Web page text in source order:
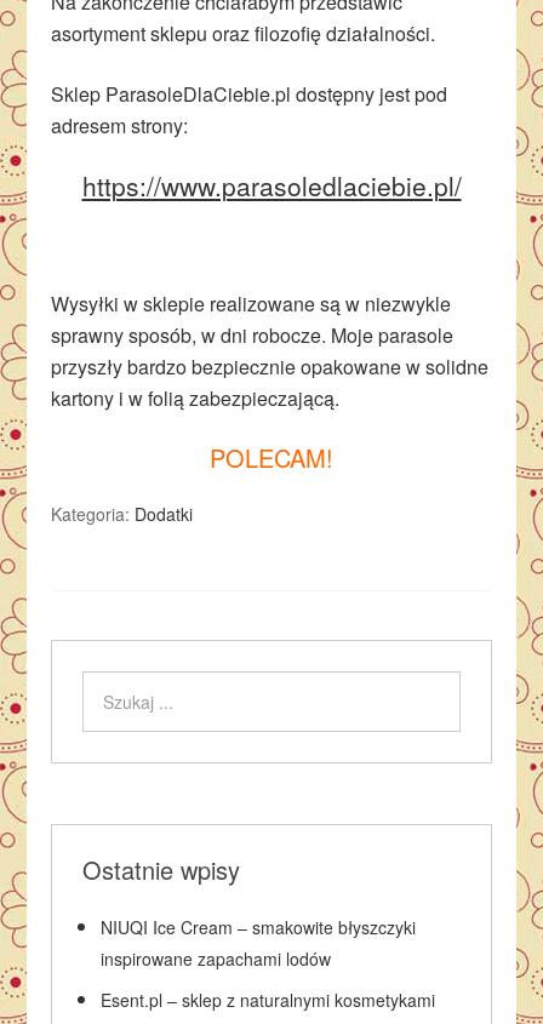
asortyment sklepu oraz filozofię działalności.
Sklep ParasoleDlaCiebie.pl dostępny jest pod
adresem strony:
https://www.parasoledlaciebie.pl/
Wysyłki w sklepie realizowane są w niezwykle
sprawny sposób, w dni robocze. Moje parasole
przyszły bardzo bezpiecznie opakowane w solidne
kartony i w folią zabezpieczającą.
POLECAM!
Kategoria: Dodatki
Ostatnie wpisy
NIUQI Ice Cream – smakowite błyszczyki
inspirowane zapachami lodów
Esent.pl – sklep z naturalnymi kosmetykami